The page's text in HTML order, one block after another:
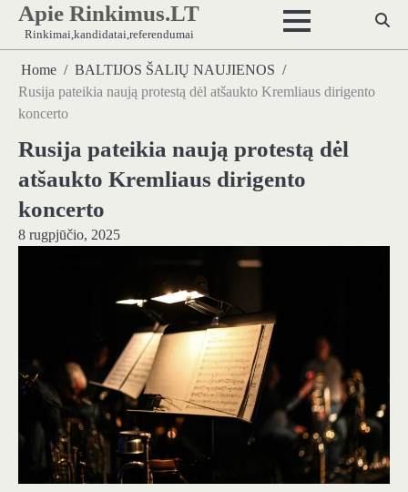
Skip
content
Apie Rinkimus.LT
Rinkimai,kandidatai,referendumai
Home
BALTIJOS ŠALIŲ NAUJIENOS
Rusija pateikia naują protestą dėl atšaukto Kremliaus dirigento
koncerto
Rusija pateikia naują protestą dėl
atšaukto Kremliaus dirigento
koncerto
8 rugpjūčio, 2025